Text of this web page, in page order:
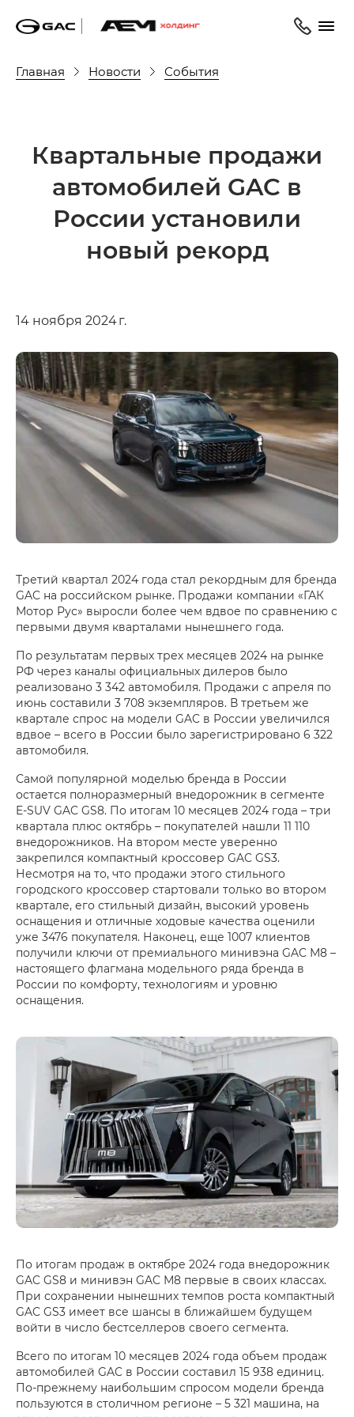
Главная Новости События
Квартальные продажи
автомобилей GAC в
России установили
новый рекорд
14 ноября 2024 г.
Третий квартал 2024 года стал рекордным для бренда
GAC на российском рынке. Продажи компании «ГАК
Мотор Рус» выросли более чем вдвое по сравнению с
первыми двумя кварталами нынешнего года.
По результатам первых трех месяцев 2024 на рынке
РФ через каналы официальных дилеров было
реализовано 3 342 автомобиля. Продажи с апреля по
июнь составили 3 708 экземпляров. В третьем же
квартале спрос на модели GAC в России увеличился
вдвое – всего в России было зарегистрировано 6 322
автомобиля.
Самой популярной моделью бренда в России
остается полноразмерный внедорожник в сегменте
E-SUV GAC GS8. По итогам 10 месяцев 2024 года – три
квартала плюс октябрь – покупателей нашли 11 110
внедорожников. На втором месте уверенно
закрепился компактный кроссовер GAC GS3.
Несмотря на то, что продажи этого стильного
городского кроссовер стартовали только во втором
квартале, его стильный дизайн, высокий уровень
оснащения и отличные ходовые качества оценили
уже 3476 покупателя. Наконец, еще 1007 клиентов
получили ключи от премиального минивэна GAC М8 –
настоящего флагмана модельного ряда бренда в
России по комфорту, технологиям и уровню
оснащения.
По итогам продаж в октябре 2024 года внедорожник
GAC GS8 и минивэн GAC М8 первые в своих классах.
При сохранении нынешних темпов роста компактный
GAC GS3 имеет все шансы в ближайшем будущем
войти в число бестселлеров своего сегмента.
Всего по итогам 10 месяцев 2024 года объем продаж
автомобилей GAC в России составил 15 938 единиц.
По-прежнему наибольшим спросом модели бренда
пользуются в столичном регионе – 5 321 машина, на